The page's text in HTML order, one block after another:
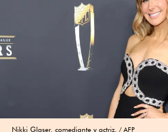
Nikki Glaser, comediante y actriz. AFP